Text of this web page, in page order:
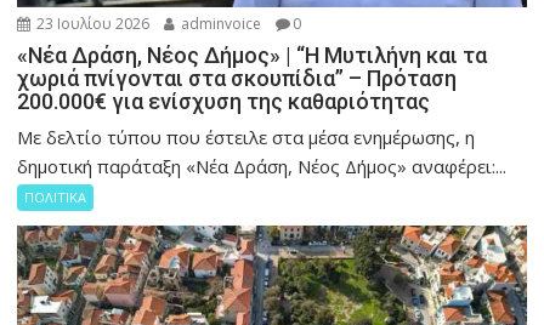
23 Ιουλίου 2026 adminvoice 0
«Νέα Δράση, Νέος Δήμος» | “Η Μυτιλήνη και τα
χωριά πνίγονται στα σκουπίδια” – Πρόταση
200.000€ για ενίσχυση της καθαριότητας
Με δελτίο τύπου που έστειλε στα μέσα ενημέρωσης, η
δημοτική παράταξη «Νέα Δράση, Νέος Δήμος» αναφέρει:...
ΠΟΛΙΤΙΚΑ